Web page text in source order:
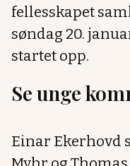
fellesskapet
søndag 20.
startet opp.
Se unge
Einar Ekerhovd